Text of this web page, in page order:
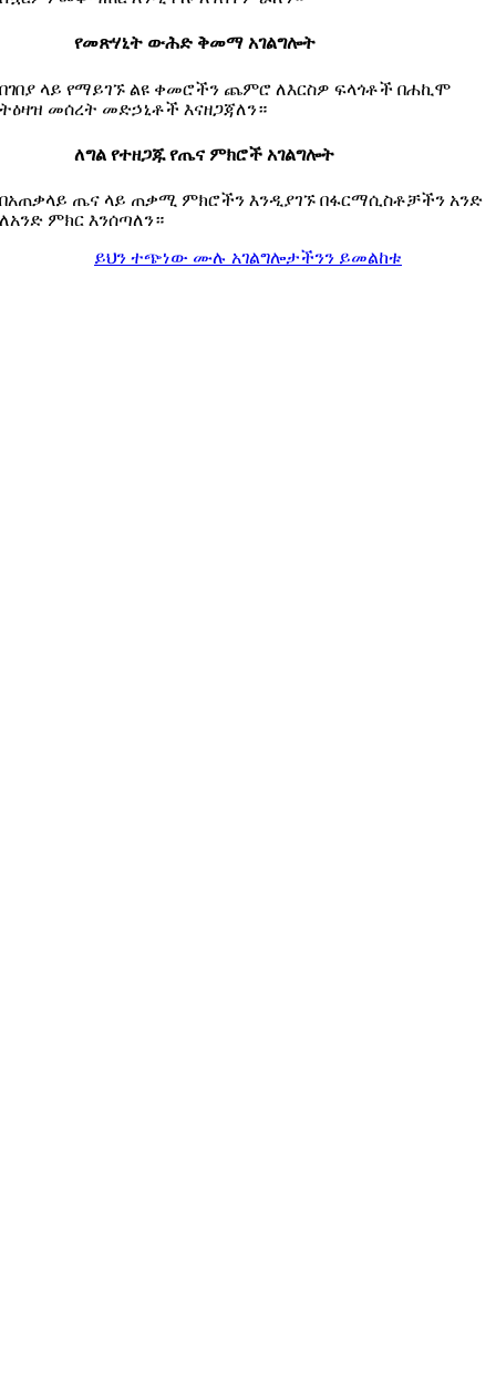
የመጽሃኒት ውሕድ ቅመማ አገልግሎት
በገበያ ላይ የማይገኙ ልዩ ቀመሮችን ጨምሮ ለእርስዎ ፍላጎቶች በሐኪሞ
ትዕዛዝ መሰረት መድኃኒቶች እናዘጋጃለን።
ለግል የተዘጋጁ የጤና ምክሮች አገልግሎት
በአጠቃላይ ጤና ላይ ጠቃሚ ምክሮችን እንዲያገኙ በፋርማሲስቶቻችን አንድ
ለአንድ ምክር እንሰጣለን።
ይህን ተጭነው ሙሉ አገልግሎታችንን ይመልከቱ